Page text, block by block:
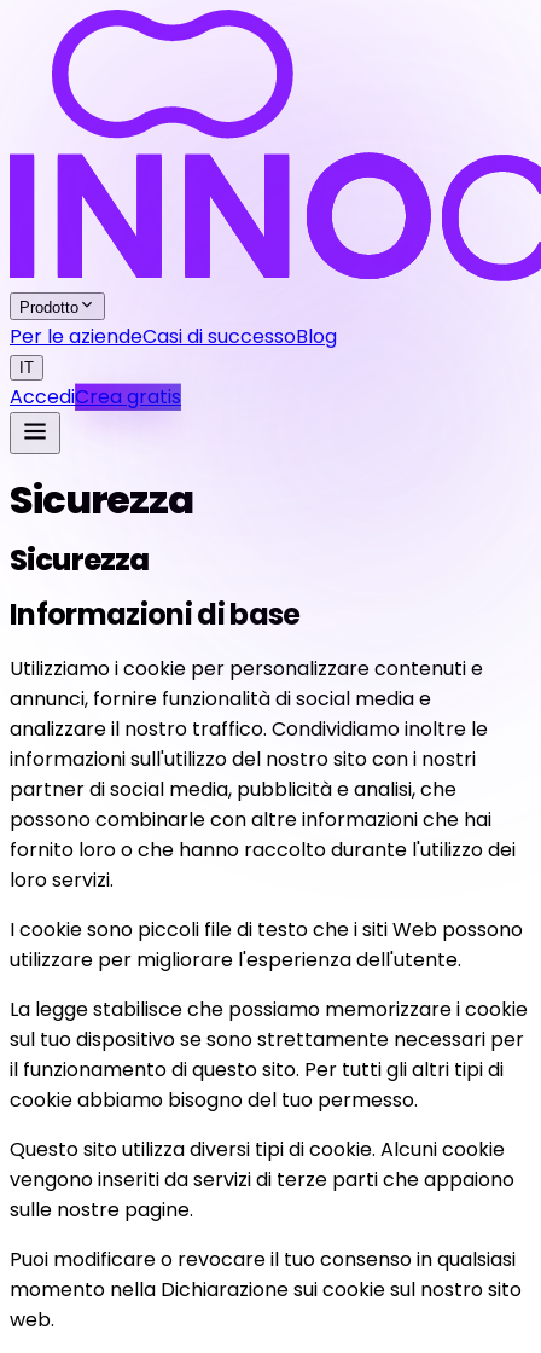
Prodotto
Per le aziendeCasi di successoBlog
IT
AccediCrea gratis
Sicurezza
Sicurezza
Informazioni di base
Utilizziamo i cookie per personalizzare contenuti e
annunci, fornire funzionalità di social media e
analizzare il nostro traffico. Condividiamo inoltre le
informazioni sull'utilizzo del nostro sito con i nostri
partner di social media, pubblicità e analisi, che
possono combinarle con altre informazioni che hai
fornito loro o che hanno raccolto durante l'utilizzo dei
loro servizi.
I cookie sono piccoli file di testo che i siti Web possono
utilizzare per migliorare l'esperienza dell'utente.
La legge stabilisce che possiamo memorizzare i cookie
sul tuo dispositivo se sono strettamente necessari per
il funzionamento di questo sito. Per tutti gli altri tipi di
cookie abbiamo bisogno del tuo permesso.
Questo sito utilizza diversi tipi di cookie. Alcuni cookie
vengono inseriti da servizi di terze parti che appaiono
sulle nostre pagine.
Puoi modificare o revocare il tuo consenso in qualsiasi
momento nella Dichiarazione sui cookie sul nostro sito
web.